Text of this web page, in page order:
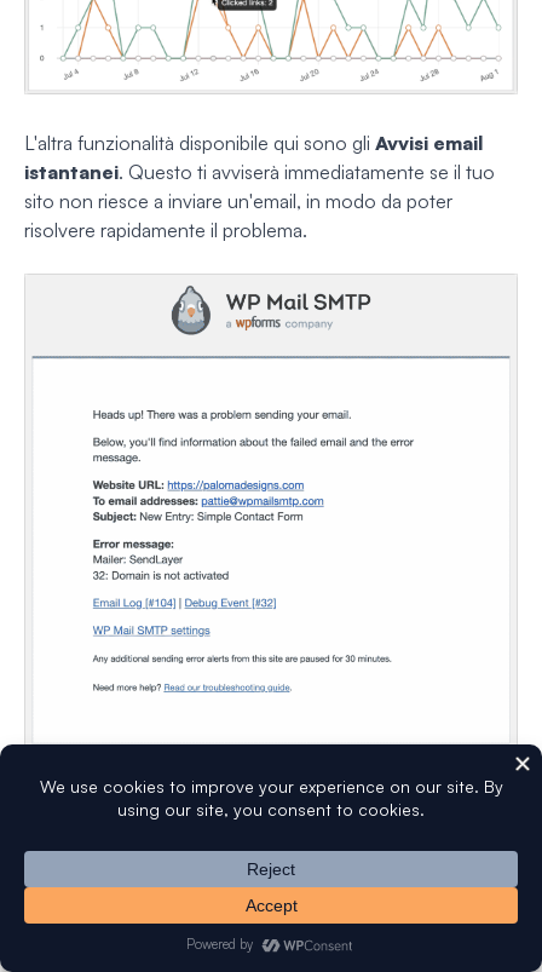
L'altra funzionalità disponibile qui sono gli Avvisi email
istantanei. Questo ti avviserà immediatamente se il tuo
sito non riesce a inviare un'email, in modo da poter
risolvere rapidamente il problema.
Successivamente, ci sono alcune opzioni avanzate di